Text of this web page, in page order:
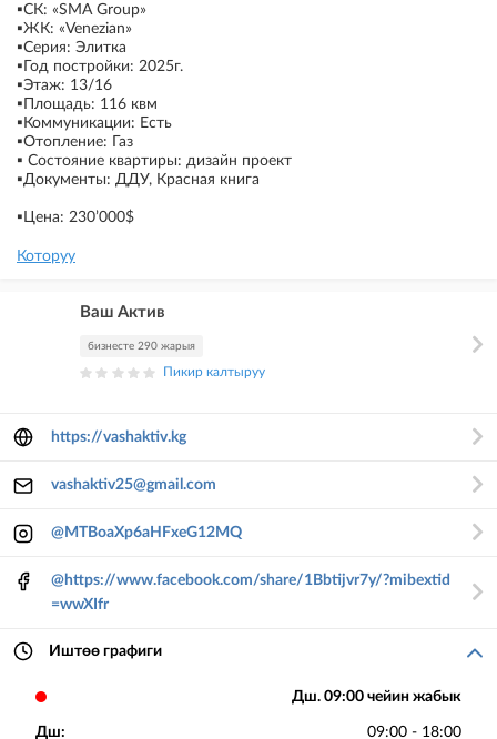
▪️СК: «SMA Group»
▪️ЖК: «Venezian»
▪️Серия: Элитка
▪️Год постройки: 2025г.
▪️Этаж: 13/16
▪️Площадь: 116 квм
▪️Коммуникации: Есть
▪️Отопление: Газ
▪️ Состояние квартиры: дизайн проект
▪️Документы: ДДУ, Красная книга
▪️Цена: 230’000$
Которуу
Ваш Актив
бизнесте 290 жарыя
Пикир калтыруу
https://vashaktiv.kg
vashaktiv25@gmail.com
@MTBoaXp6aHFxeG12MQ
@https://www.facebook.com/share/1Bbtijvr7y/?mibextid
=wwXIfr
Иштөө графиги
Дш. 09:00 чейин жабык
Дш: 09:00 - 18:00